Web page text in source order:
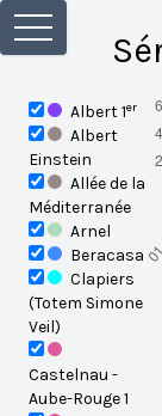
Albert 1er
Albert
Einstein
Allée de la
Méditerranée
Arnel
Beracasa
Clapiers
(Totem Simone
Veil)
Castelnau -
Aube-Rouge 1